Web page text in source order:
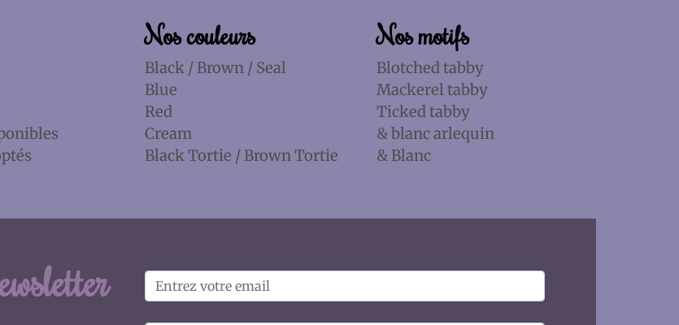
Nos couleurs
Black / Brown / Seal
Blue
Red
Cream
Black Tortie / Brown Tortie
Nos motifs
Blotched tabby
Mackerel tabby
Ticked tabby
& blanc arlequin
& Blanc